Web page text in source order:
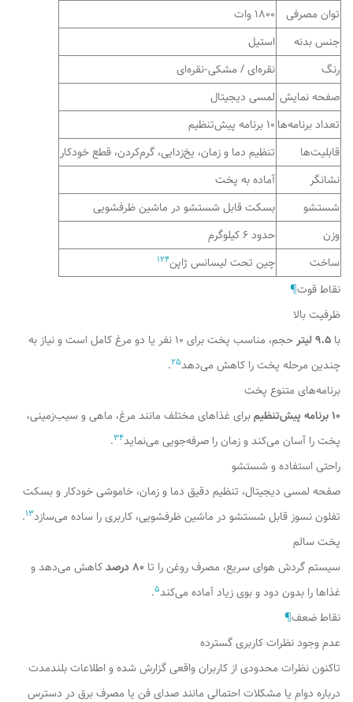
توان مصرفی
۱۸۰۰ وات
جنس بدنه
استیل
رنگ
نقره‌ای / مشکی-نقره‌ای
صفحه نمایش لمسی دیجیتال
تعداد برنامه‌ها ۱۰ برنامه پیش‌تنظیم
قابلیت‌ها
تنظیم دما و زمان، یخ‌زدایی، گرم‌کردن، قطع خودکار
نشانگر
آماده به پخت
شستشو
بسکت قابل شستشو در ماشین ظرفشویی
وزن
حدود ۶ کیلوگرم
ساخت
چین تحت لیسانس ژاپن 124
نقاط قوت¶
ظرفیت بالا
با ۹.۵ لیتر
حجم، مناسب پخت برای ۱۰ نفر یا دو مرغ کامل است و نیاز به
چندین مرحله پخت را کاهش می‌دهد 25
.
برنامه‌های متنوع پخت
۱۰ برنامه پیش‌تنظیم
برای غذاهای مختلف مانند مرغ، ماهی و سیب‌زمینی،
پخت را آسان می‌کند و زمان را صرفه‌جویی می‌نماید 34
.
راحتی استفاده و شستشو
صفحه لمسی دیجیتال، تنظیم دقیق دما و زمان، خاموشی خودکار و بسکت
تفلون نسوز قابل شستشو در ماشین ظرفشویی، کاربری را ساده می‌سازد 13
.
پخت سالم
سیستم گردش هوای سریع، مصرف روغن را تا ۸۰ درصد
کاهش می‌دهد و
غذاها را بدون دود و بوی زیاد آماده می‌کند5
.
نقاط ضعف¶
عدم وجود نظرات کاربری گسترده
تاکنون نظرات محدودی از کاربران واقعی گزارش شده و اطلاعات بلندمدت
درباره دوام یا مشکلات احتمالی مانند صدای فن یا مصرف برق در دسترس